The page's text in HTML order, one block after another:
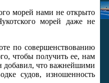
морей нами не открыто
морей даже не
по совершенствованию
чтобы получить ее, нам
добавил, что важнейшими
судов, изношенность